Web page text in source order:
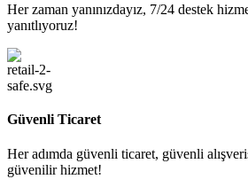
Her zaman yanınızdayız, 7/24 destek
yanıtlıyoruz!
Güvenli Ticaret
Her adımda güvenli ticaret, güvenli
güvenilir hizmet!